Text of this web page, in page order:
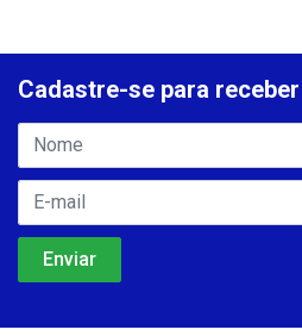
Cadastre-se para